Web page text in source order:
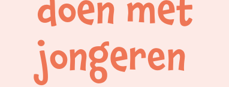
Vrucht van de Geest
Z
Zakgeld
jongeren